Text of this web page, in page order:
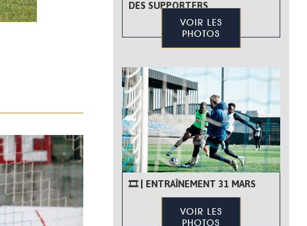
DES SUPPORTERS
VOIR LES
PHOTOS
🎞 | ENTRAÎNEMENT 31 MARS
VOIR LES
PHOTOS